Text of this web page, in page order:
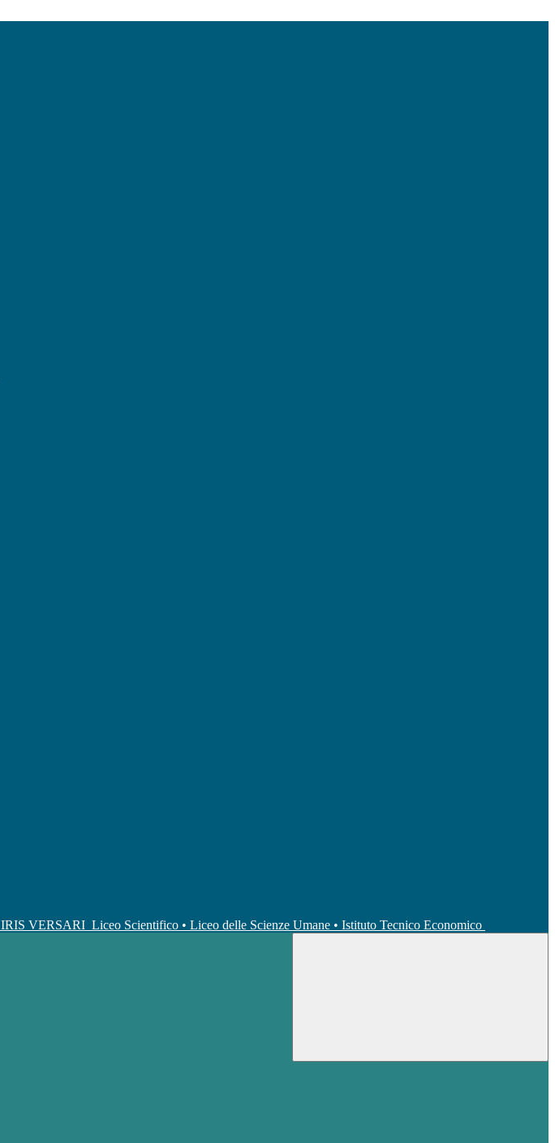
IRIS VERSARI Liceo Scientifico • Liceo delle Scienze Umane • Istituto Tecnico Economico